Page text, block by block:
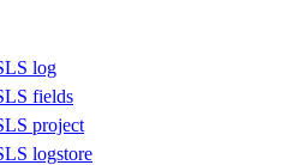
log
fields
project
logstore